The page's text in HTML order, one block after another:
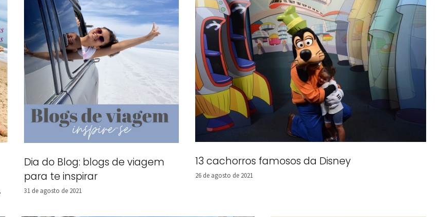
Dia do Blog: blogs de viagem
para te inspirar
31 de agosto de 2021
13 cachorros famosos da Disney
26 de agosto de 2021